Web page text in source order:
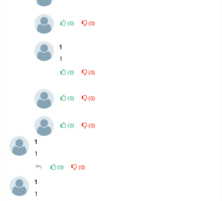
(0) (0)
1
1
(0) (0)
(0) (0)
(0) (0)
1
1
(0) (0)
1
1